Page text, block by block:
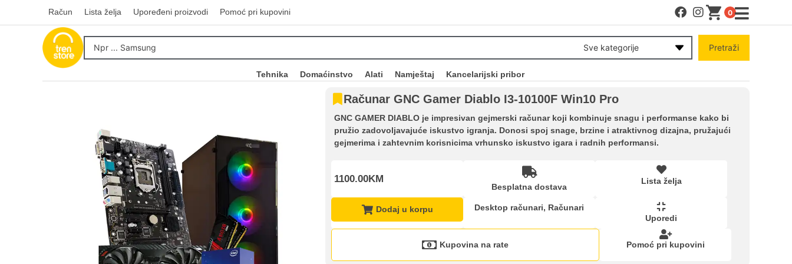
Račun Lista želja Upoređeni proizvodi Pomoć pri kupovini 0
Sve kategorije Pretraži
Tehnika Domaćinstvo Alati Namještaj Kancelarijski pribor
Računar GNC Gamer Diablo I3-10100F Win10 Pro
GNC GAMER DIABLO je impresivan gejmerski računar koji kombinuje snagu i performanse kako bi
pružio zadovoljavajuće iskustvo igranja. Donosi spoj snage, brzine i atraktivnog dizajna, pružajući
gejmerima i zahtevnim korisnicima vrhunsko iskustvo igara i radnih performansi.
1100.00KM
Besplatna dostava
Lista želja
Dodaj u korpu Desktop računari, Računari
Uporedi
Kupovina na rate Pomoć pri kupovini
Račun
Lista želja